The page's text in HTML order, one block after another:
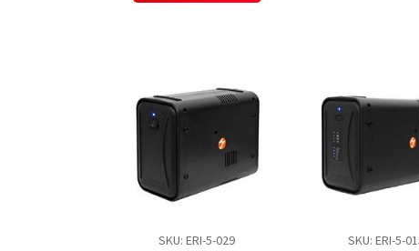
SKU: ERI-5-029
SKU: ERI-5-